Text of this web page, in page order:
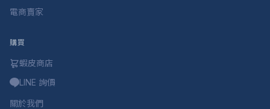
電商賣家
購買
蝦皮商店
LINE 詢價
關於我們